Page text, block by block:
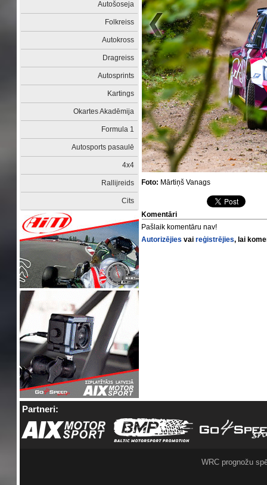
Autošoseja
Folkreiss
Autokross
Dragreiss
Autosprints
Kartings
Okartes Akadēmija
Formula 1
Autosports pasaulē
4x4
Rallijreids
Cits
Foto: Mārtiņš Vanags
Komentāri
Pašlaik komentāru nav!
Autorizējies vaireģistrējies, lai
Partneri:
WRC prognožu